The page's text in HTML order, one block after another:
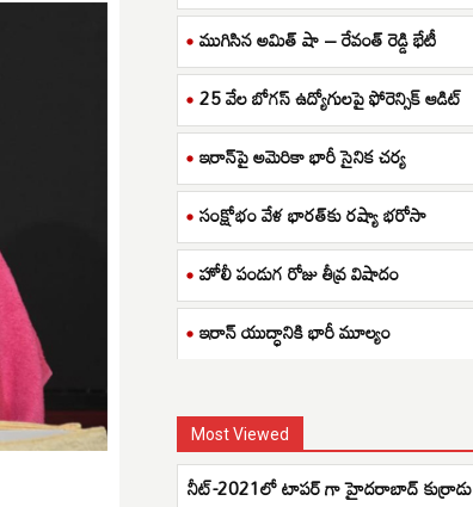
ముగిసిన అమిత్ షా – రేవంత్ రెడ్డి భేటీ
25 వేల బోగస్ ఉద్యోగులపై ఫోరెన్సిక్ ఆడిట్
ఇరాన్‌పై అమెరికా భారీ సైనిక చర్య
సంక్షోభం వేళ భారత్‌కు రష్యా భరోసా
హోలీ పండుగ రోజు తీవ్ర విషాదం
ఇరాన్ యుద్ధానికి భారీ మూల్యం
Most Viewed
నీట్-2021లో టాపర్ గా హైదరాబాద్ కుర్రాడు